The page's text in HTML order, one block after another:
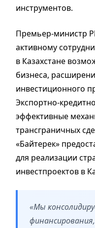
инструментов.
Премьер-министр
активному
в Казахстане
бизнеса,
инвестиционного
Экспортно-
эффективные
трансграничных
«Байтерек»
для реализации
инвестпроектов в
«Мы